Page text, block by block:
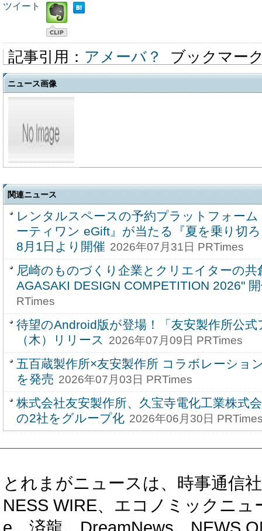
ツイート
記事引用： アメーバ？ ブックマー
ニュース画像
関連ニュース
レンタルスペースの予約プラットフォー
ーティワン eGift』が当たる『夏を乗り切
8月1日より開催 2026年07月31日 PRTimes
尼崎のものづくり企業とクリエイターの
AGASAKI DESIGN COMPETITION 2026"
RTimes
待望のAndroid版が登場！「友安製作所公
（木）リリース 2026年07月09日 PRTimes
五百蔵製作所×友安製作所 コラボレーショ
を発売 2026年07月03日 PRTimes
株式会社友安製作所、久宝寺電化工業株式
の2社をグループ化 2026年06月30日
とれまがニュースは、時事通信
NESS WIRE、エコノミックニ
e、済龍、DreamNews、NEWS